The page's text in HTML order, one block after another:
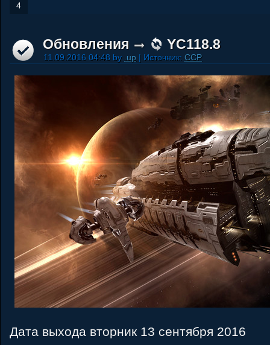
4
Обновления YC118.8
11.09.2016 04:48 by .up | Источник: CCP
Дата выхода вторник 13 сентября 2016